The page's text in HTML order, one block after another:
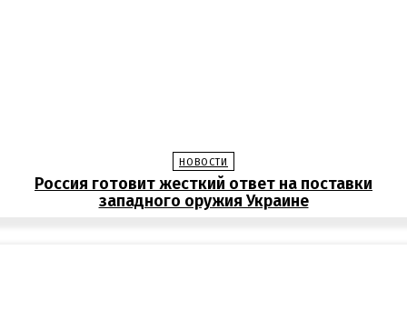
НОВОСТИ
Россия готовит жесткий ответ на поставки
западного оружия Украине